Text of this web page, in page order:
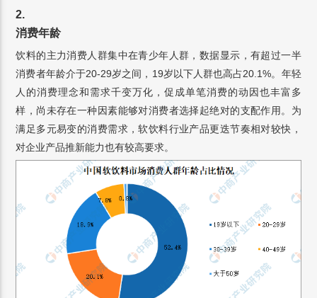
2.
消费年龄
饮料的主力消费人群集中在青少年人群，数据显示，有超过一半
消费者年龄介于20-29岁之间，19岁以下人群也高占20.1%。年轻
人的消费理念和需求千变万化，促成单笔消费的动因也丰富多
样，尚未存在一种因素能够对消费者选择起绝对的支配作用。为
满足多元易变的消费需求，软饮料行业产品更迭节奏相对较快，
对企业产品推新能力也有较高要求。